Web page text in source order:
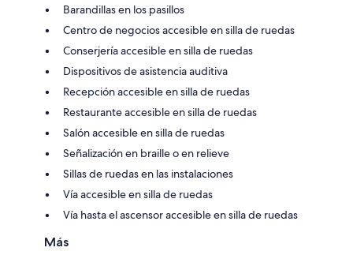
Barandillas en los pasillos
Centro de negocios accesible en silla de ruedas
Conserjería accesible en silla de ruedas
Dispositivos de asistencia auditiva
Recepción accesible en silla de ruedas
Restaurante accesible en silla de ruedas
Salón accesible en silla de ruedas
Señalización en braille o en relieve
Sillas de ruedas en las instalaciones
Vía accesible en silla de ruedas
Vía hasta el ascensor accesible en silla de ruedas
Más